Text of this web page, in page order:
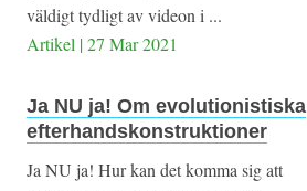
väldigt tydligt av videon i ...
Artikel | 27 Mar 2021
Ja NU ja! Om evolutionistiska
efterhandskonstruktioner
Ja NU ja! Hur kan det komma sig att